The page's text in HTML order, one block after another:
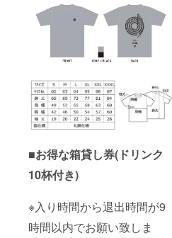
■お得な箱貸し券(ドリンク
10杯付き)
※入り時間から退出時間が9
時間以内でお願い致しま